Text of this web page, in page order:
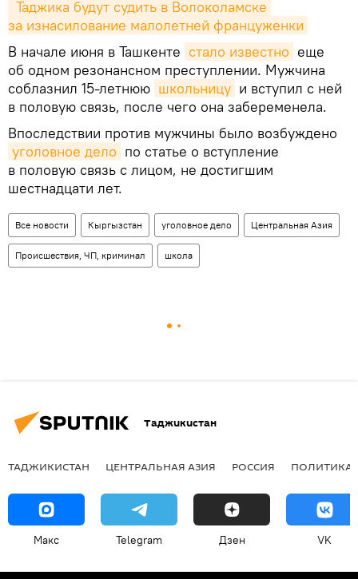
за изнасилование малолетней француженки
В начале июня в Ташкенте стало известно еще
об одном резонансном преступлении. Мужчина
соблазнил 15-летнюю школьницу и вступил с ней
в половую связь, после чего она забеременела.
Впоследствии против мужчины было возбуждено
уголовное дело по статье о вступление
в половую связь с лицом, не достигшим
шестнадцати лет.
Все новости Кыргызстан уголовное дело Центральная Азия
Происшествия, ЧП, криминал школа
Таджикистан
ТАДЖИКИСТАН ЦЕНТРАЛЬНАЯ АЗИЯ РОССИЯ ПОЛИТИКА
Макс Telegram Дзен VK